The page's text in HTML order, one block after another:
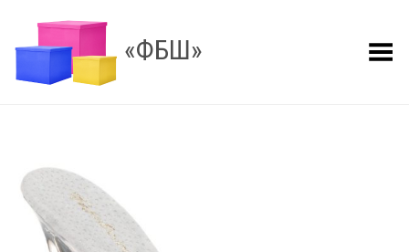
«ФБШ» Показать меню